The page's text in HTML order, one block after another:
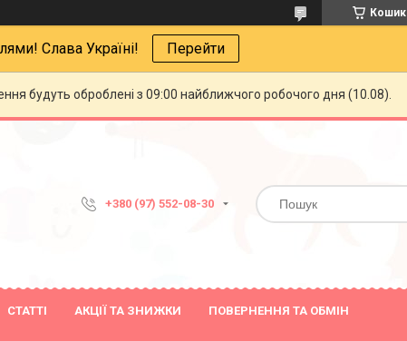
Кошик
Слава Україні! Перейти
будуть оброблені з 09:00 найближчого робочого дня (10.08).
+380 (97) 552-08-30
СТАТТІ АКЦІЇ ТА ЗНИЖКИ ПОВЕРНЕННЯ ТА ОБМІН